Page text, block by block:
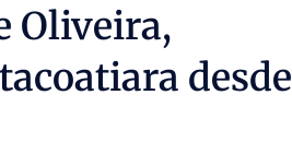
Oliveira,
desde